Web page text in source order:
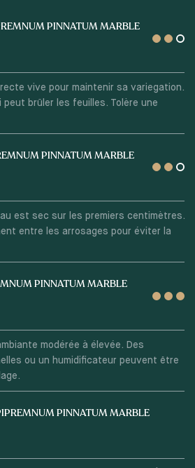
PINNATUM MARBLE
vive pour maintenir sa variegation.
peut brûler les feuilles. Tolère une
PINNATUM MARBLE
est sec sur les premiers centimètres.
entre les arrosages pour éviter la
PINNATUM MARBLE
modérée à élevée. Des
ou un humidificateur peuvent être
PINNATUM MARBLE